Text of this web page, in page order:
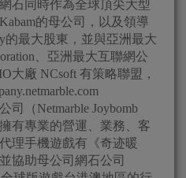
石同時作為全球頂尖大型
的母公司，以及領導
的最大股東，並與亞洲最大
、亞洲最大互聯網公
大廠 NCsoft 有策略聯盟，
司（Netmarble Joybomb
有專業的營運、業務、客
理手機遊戲有《奇迹暖
協助母公司網石公司